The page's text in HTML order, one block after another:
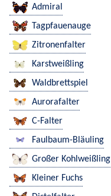
Admiral
Tagpfauenauge
Zitronenfalter
Karstweißling
Waldbrettspiel
Aurorafalter
C-Falter
Faulbaum-Bläuling
Großer Kohlweißling
Kleiner Fuchs